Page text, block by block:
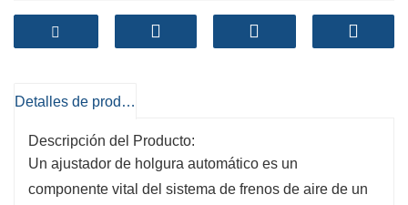
Detalles de producto
Descripción del Producto:
Un ajustador de holgura automático es un
componente vital del sistema de frenos de aire de un